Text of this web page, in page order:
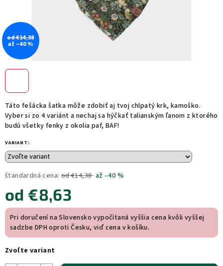
Táto fešácka šatka môže zdobiť aj tvoj chlpatý krk, kamoško.
Vyber si zo 4 variánt a nechaj sa hýčkať talianským ľanom z ktorého
budú všetky fenky z okolia paf, BAF!
VARIANT:
štandardná cena: od €14,38 až –40 %
od €8,63
Jednotková
cena:
Pri doručení na Slovensko vypočítaná vyššia cena kvôli vyššej
sadzbe DPH oproti Česku, viď cena v košíku.
Zvoľte variant
od €14,38
až –40 %